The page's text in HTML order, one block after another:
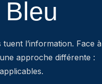
l’information. Face à
approche différente :